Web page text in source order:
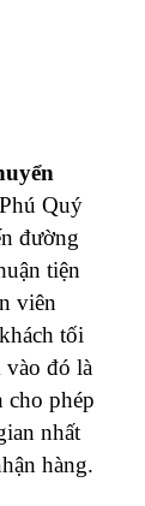
Quý
đường
tiện
viên
tối
vào đó là
cho phép
nhất
hàng.